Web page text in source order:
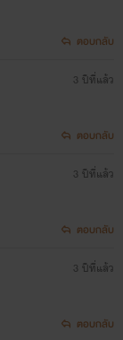
ตอบกลับ
3 ปีที่แล้ว
ตอบกลับ
3 ปีที่แล้ว
ตอบกลับ
3 ปีที่แล้ว
ตอบกลับ